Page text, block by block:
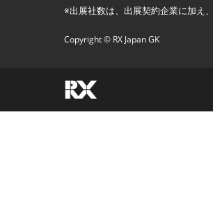
※出展社数は、出展契約企業に加え
Copyright © RX Japan GK